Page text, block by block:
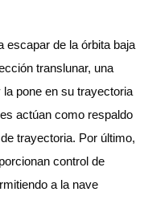
escapar de la órbita baja
translunar, una
pone en su trayectoria
actúan como respaldo
trayectoria. Por último,
control de
a la nave